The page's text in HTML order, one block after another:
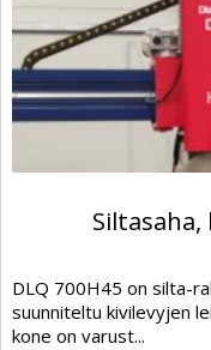
Siltasaha,
DLQ 700H45 on silta-
suunniteltu kivilevyjen
kone on varust...